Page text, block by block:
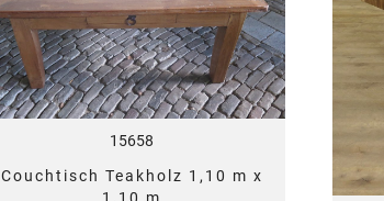
15658
Couchtisch Teakholz 1,10 m x